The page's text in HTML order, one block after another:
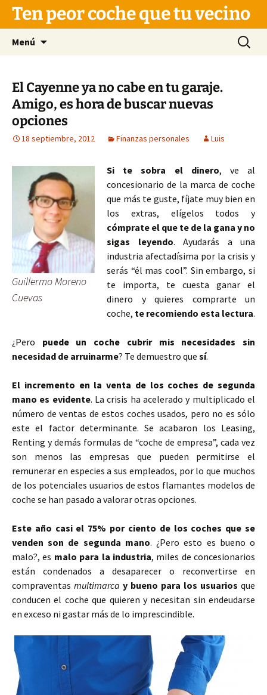
Saltar
contenido
Ten peor coche que tu vecino
Menú Buscar:
El Cayenne ya no cabe en tu garaje.
Amigo, es hora de buscar nuevas
opciones
18 septiembre, 2012 Finanzas personales Luis
Guillermo Moreno
Cuevas
Si te sobra el dinero, ve al
concesionario de la marca de coche
que más te guste, fíjate muy bien en
los extras, elígelos todos y
cómprate el que te de la gana y no
sigas leyendo. Ayudarás a una
industria afectadísima por la crisis y
serás “él mas cool”. Sin embargo, si
te importa, te cuesta ganar el
dinero y quieres comprarte un
coche, te recomiendo esta lectura.
¿Pero puede un coche cubrir mis necesidades sin
necesidad de arruinarme? Te demuestro que sí.
El incremento en la venta de los coches de segunda
mano es evidente. La crisis ha acelerado y multiplicado el
número de ventas de estos coches usados, pero no es sólo
este el factor determinante. Se acabaron los Leasing,
Renting y demás formulas de “coche de empresa”, cada vez
son menos las empresas que pueden permitirse el
remunerar en especies a sus empleados, por lo que muchos
de los potenciales usuarios de estos flamantes modelos de
coche se han pasado a valorar otras opciones.
Este año casi el 75% por ciento de los coches que se
venden son de segunda mano. ¿Pero esto es bueno o
malo?, es malo para la industria, miles de concesionarios
están condenados a desaparecer o reconvertirse en
compraventas multimarca y bueno para los usuarios que
conducen el coche que quieren y necesitan sin endeudarse
en exceso ni gastar más de lo imprescindible.